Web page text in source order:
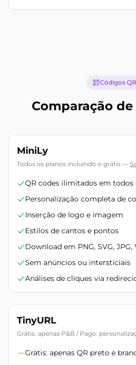
Códigos QR
Comparação de
MiniLy
Todos os planos incluindo o grátis —
QR codes ilimitados em todos
Personalização completa de
Inserção de logo e imagem
Estilos de cantos e pontos
Download em PNG, SVG, JPG,
Sem anúncios ou intersticiais
Análises de cliques via
TinyURL
Grátis: apenas P&B / Pago:
Grátis: apenas QR preto e